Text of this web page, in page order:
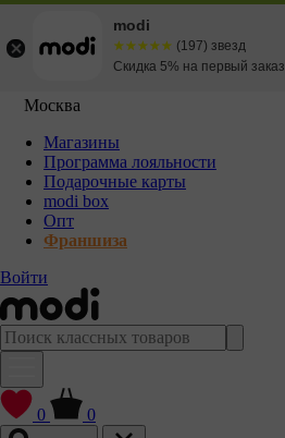
Москва
Магазины
Программа лояльности
Подарочные карты
modi box
Опт
Франшиза
Войти
0
0
modi
☆☆☆☆☆
★★★★★ (197) звезд
Скидка 5% на первый заказ